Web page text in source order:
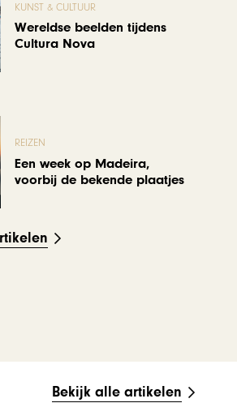
KUNST & CULTUUR
Wereldse beelden tijdens
Cultura Nova
REIZEN
Een week op Madeira,
voorbij de bekende plaatjes
Bekijk alle artikelen